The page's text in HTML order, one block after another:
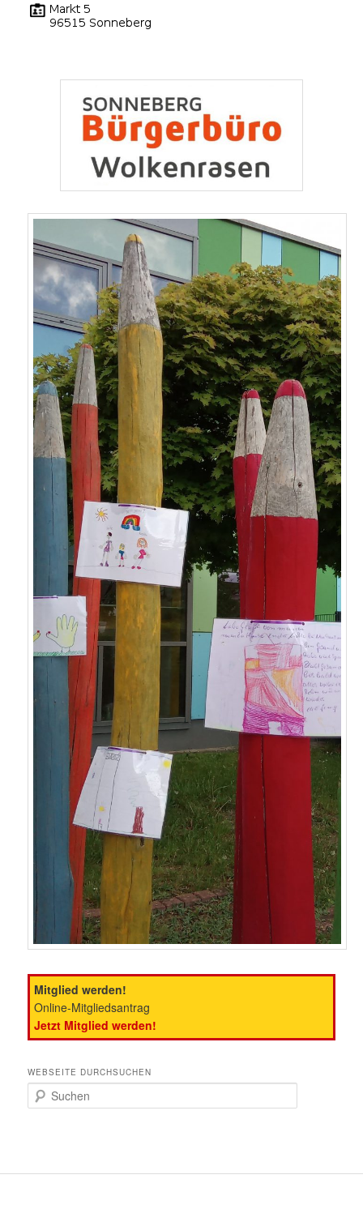
Mitglied werden!
Online-Mitgliedsantrag
Jetzt Mitglied werden!
WEBSEITE DURCHSUCHEN
u